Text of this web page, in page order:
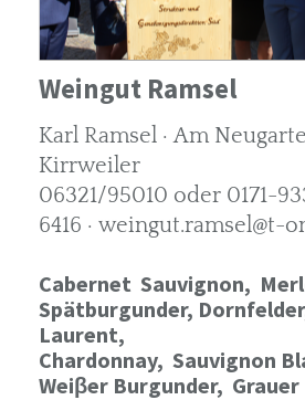
Weingut Ramsel
Karl Ramsel · Am
Kirrweiler
06321/95010 oder 0171-
6416 · weingut.ramsel@t-
Cabernet Sauvignon,
Spätburgunder,
Laurent,
Chardonnay, Sauvignon
Weiβer Burgunder,